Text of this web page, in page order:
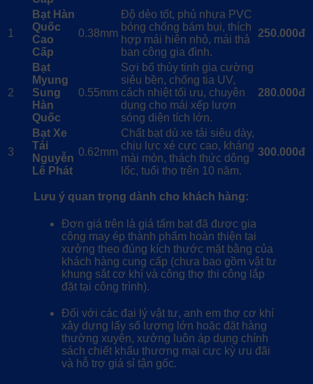
1
Bạt Hàn
Quốc
Cao
Cấp
0.38mm
Độ dẻo tốt, phủ nhựa PVC
bóng chống bám bụi, thích
hợp mái hiên nhỏ, mái thả
ban công gia đình.
250.000đ
2
Bạt
Myung
Sung
Hàn
Quốc
0.55mm
Sợi bố thủy tinh gia cường
siêu bền, chống tia UV,
cách nhiệt tối ưu, chuyên
dụng cho mái xếp lượn
sóng diện tích lớn.
280.000đ
3
Bạt Xe
Tải
Nguyễn
Lê Phát
0.62mm
Chất bạt dù xe tải siêu dày,
chịu lực xé cực cao, kháng
mài mòn, thách thức dông
lốc, tuổi thọ trên 10 năm.
300.000đ
Lưu ý quan trọng dành cho khách hàng:
Đơn giá trên là giá tấm bạt đã được gia
công may ép thành phẩm hoàn thiện tại
xưởng theo đúng kích thước mặt bằng của
khách hàng cung cấp (chưa bao gồm vật tư
khung sắt cơ khí và công thợ thi công lắp
đặt tại công trình).
Đối với các đại lý vật tư, anh em thợ cơ khí
xây dựng lấy số lượng lớn hoặc đặt hàng
thường xuyên, xưởng luôn áp dụng chính
sách chiết khấu thương mại cực kỳ ưu đãi
và hỗ trợ giá sỉ tận gốc.